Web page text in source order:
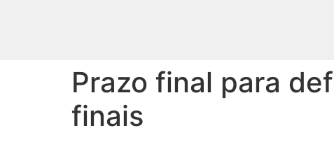
Prazo final para
finais